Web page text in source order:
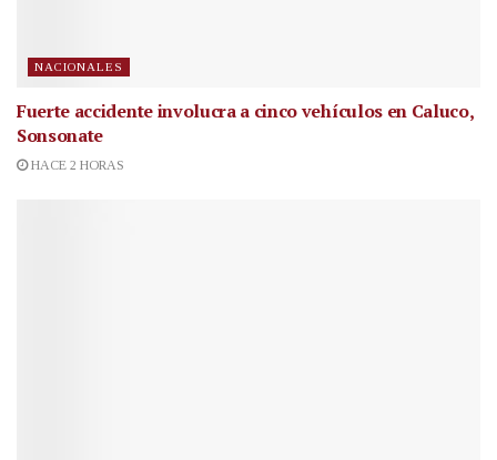
NACIONALES
Fuerte accidente involucra a cinco vehículos en Caluco,
Sonsonate
HACE 2 HORAS